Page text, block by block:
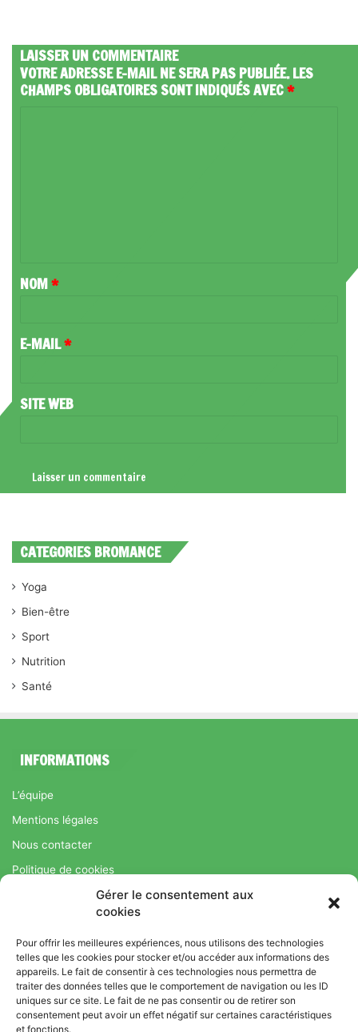
Gérer le consentement aux
cookies
Pour offrir les meilleures expériences, nous utilisons des technologies
telles que les cookies pour stocker et/ou accéder aux informations des
appareils. Le fait de consentir à ces technologies nous permettra de
traiter des données telles que le comportement de navigation ou les ID
uniques sur ce site. Le fait de ne pas consentir ou de retirer son
consentement peut avoir un effet négatif sur certaines caractéristiques
et fonctions.
LAISSER UN COMMENTAIRE
VOTRE ADRESSE E-MAIL NE SERA PAS PUBLIÉE.LES
CHAMPS OBLIGATOIRES SONT INDIQUÉS AVEC*
A
R
NOM*
E-MAIL*
SITE WEB
CATEGORIES BROMANCE
Yoga
Bien-être
Sport
Nutrition
Santé
INFORMATIONS
L’équipe
Mentions légales
Nous contacter
Politique de cookies
Régime Savoir Maigrir.fr : La méthode Jean-Michel Cohen pour
une perte de poids durable
© Copyright 2026, Tous droits réservés |Bromance
Bien-Être : Yoga, Bien-être, Nutrition et Sport
L’équipe